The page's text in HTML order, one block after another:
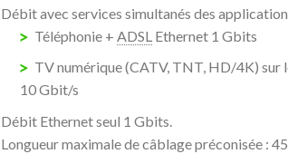
Débit avec services simultanés des
Téléphonie + ADSLEthernet 1 Gbits
TV numérique (CATV, TNT, HD/4K) sur
10 Gbit/s
Débit Ethernet seul 1 Gbits.
Longueur maximale de câblage préconisée :